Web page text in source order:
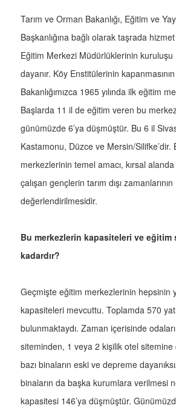
Tarım ve Orman Bakanlığı, Eğitim ve
Başkanlığına bağlı olarak taşrada
Eğitim Merkezi Müdürlüklerinin
dayanır. Köy Enstitülerinin
Bakanlığımızca 1965 yılında ilk eğitim
Başlarda 11 il de eğitim veren bu
günümüzde 6’ya düşmüştür. Bu 6 il
Kastamonu, Düzce ve Mersin/Silifke’dir.
merkezlerinin temel amacı, kırsal
çalışan gençlerin tarım dışı zamanlarının
değerlendirilmesidir.
Bu merkezlerin kapasiteleri ve eğitim
kadardır?
Geçmişte eğitim merkezlerinin hepsinin
kapasiteleri mevcuttu. Toplamda 570
bulunmaktaydı. Zaman içerisinde
siteminden, 1 veya 2 kişilik otel
bazı binaların eski ve depreme
binaların da başka kurumlara verilmesi
kapasitesi 146’ya düşmüştür.